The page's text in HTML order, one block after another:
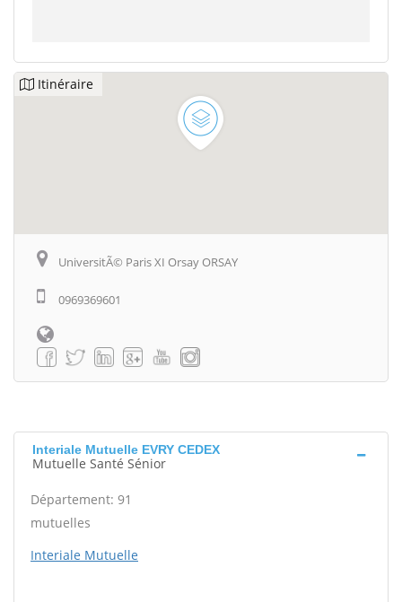
Itinéraire
UniversitÃ© Paris XI Orsay ORSAY
0969369601
Interiale Mutuelle EVRY CEDEX
Mutuelle Santé Sénior
Département: 91
mutuelles
Interiale Mutuelle